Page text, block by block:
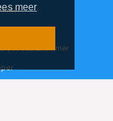
meer
Scooter Brommer